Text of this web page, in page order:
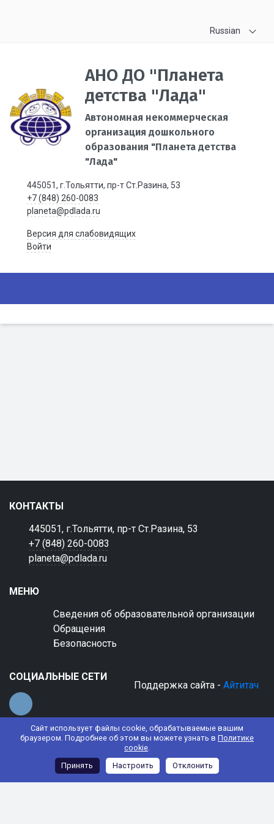
Сайт использует файлы cookie, обрабатываемые вашим
браузером. Подробнее об этом вы можете узнать в Политике
cookie.
Принять
Настроить Отклонить
Russian
АНО ДО "Планета
детства "Лада"
Автономная некоммерческая
организация дошкольного
образования "Планета детства
"Лада"
445051, г.Тольятти, пр-т Ст.Разина, 53
+7 (848) 260-0083
planeta@pdlada.ru
Версия для слабовидящих
Войти
КОНТАКТЫ
445051, г.Тольятти, пр-т Ст.Разина, 53
+7 (848) 260-0083
planeta@pdlada.ru
МЕНЮ
Сведения об образовательной организации
Обращения
Безопасность
СОЦИАЛЬНЫЕ СЕТИ
Поддержка сайта - Айтитач
© 2022 АНО ДО "Планета детства "Лада"